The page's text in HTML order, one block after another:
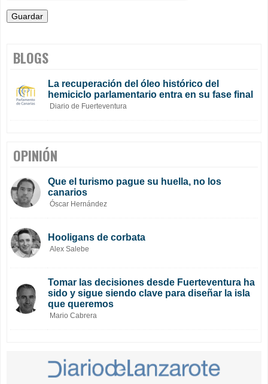
BLOGS
La recuperación del óleo histórico del
hemiciclo parlamentario entra en su fase final
Diario de Fuerteventura
OPINIÓN
Que el turismo pague su huella, no los
canarios
Óscar Hernández
Hooligans de corbata
Alex Salebe
Tomar las decisiones desde Fuerteventura ha
sido y sigue siendo clave para diseñar la isla
que queremos
Mario Cabrera